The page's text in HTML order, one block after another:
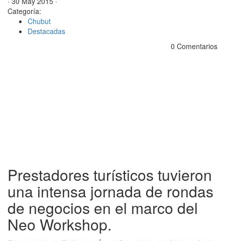
Categoría:
Chubut
Destacadas
0 Comentarios
Prestadores turísticos tuvieron
una intensa jornada de rondas
de negocios en el marco del
Neo Workshop.